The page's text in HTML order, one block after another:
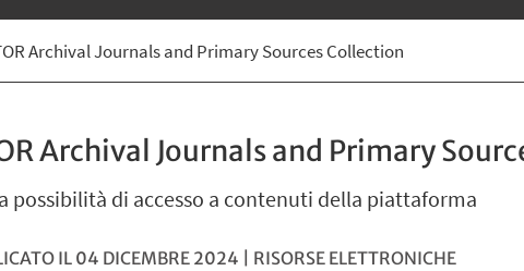
APRI APRI
Archival Journals and Primary Sources Collection
Archival Journals and Primary
possibilità di accesso a contenuti della piattaforma
IL 04 DICEMBRE 2024 | RISORSE ELETTRONICHE